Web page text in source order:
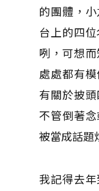
的團體，
台上的四
咧，可想
處處都有
有關於披
不管倒著
被當成話題
我記得去